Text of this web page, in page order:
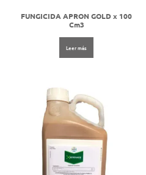
FUNGICIDA APRON GOLD x 100
Cm3
Leer más